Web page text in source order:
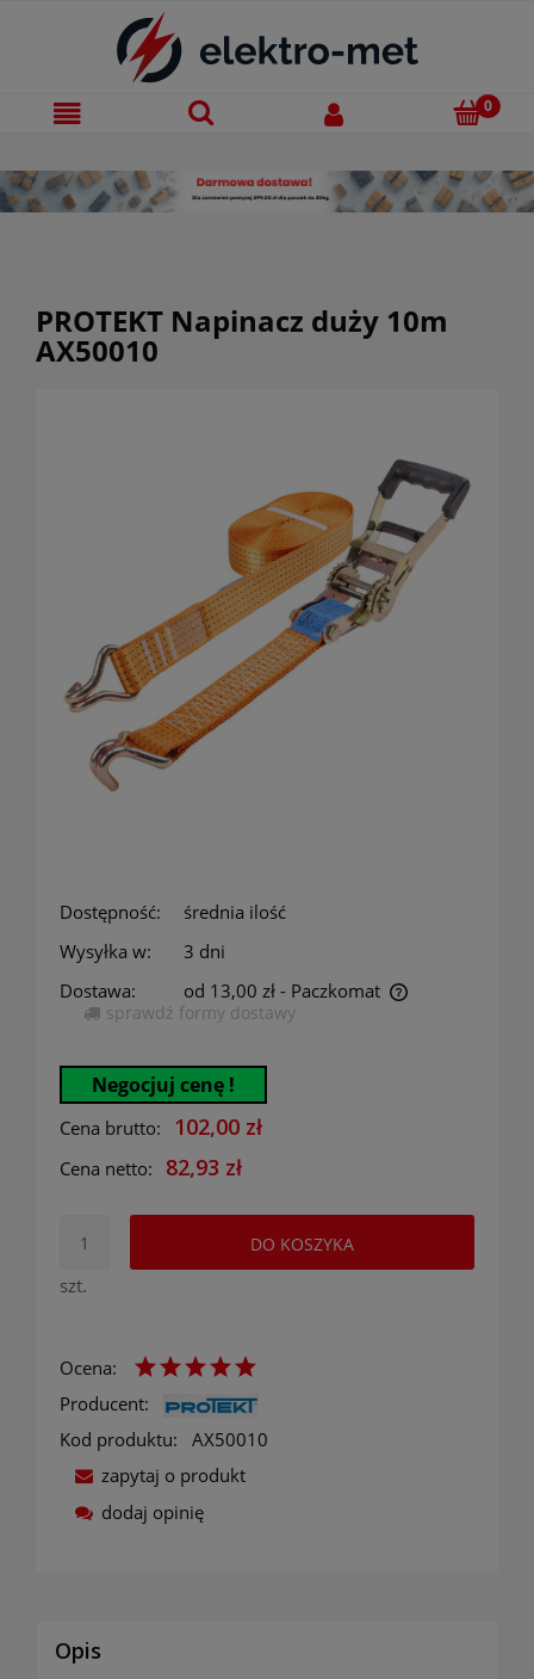
PROTEKT Napinacz duży 10m
AX50010
Dostępność:
średnia ilość
Wysyłka w:
3 dni
Dostawa:
od 13,00 zł - Paczkomat
Cena nie zawiera ewentualnych kosztów płatności
sprawdź formy dostawy
Negocjuj cenę !
Cena brutto: 102,00 zł
Cena netto: 82,93 zł
szt.
DO KOSZYKA
Ocena:
Producent:
Kod produktu:
AX50010
zapytaj o produkt
dodaj opinię
Opis